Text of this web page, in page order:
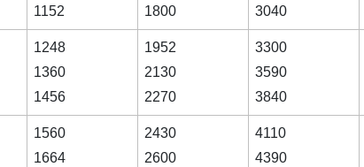
1152
1800
3040
1248
1360
1456
1952
2130
2270
3300
3590
3840
1560
1664
2430
2600
4110
4390